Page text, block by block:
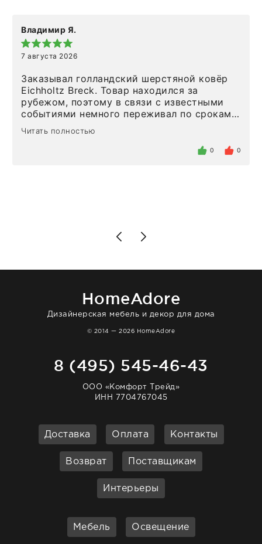
Владимир Я.
7 августа 2026
Заказывал голландский шерстяной ковёр
Eichholtz Breck. Товар находился за
рубежом, поэтому в связи с известными
событиями немного переживал по срокам.
Но homeadore привезли ровно в
определенное в договоре время, без
то качество выше всяких похвал. Выглядит
Читать полностью
0 0
HomeAdore
Дизайнерская мебель и декор для дома
© 2014 — 2026 HomeAdore
8 (495) 545-46-43
ООО «Комфорт Трейд»
ИНН 7704767045
Доставка Оплата Контакты
Возврат Поставщикам
Интерьеры
Мебель Освещение